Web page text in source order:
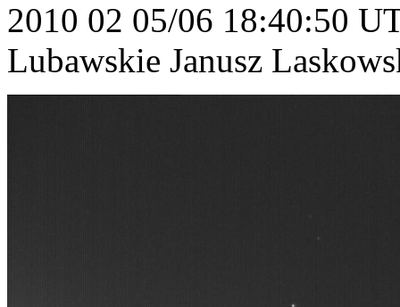
2010 02 05/06 18:40:50
Lubawskie Janusz